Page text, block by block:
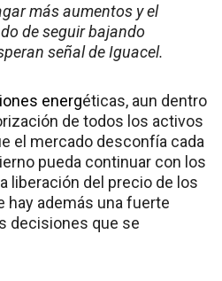
más aumentos y el
de seguir bajando
señal de Iguacel.
energéticas, aun dentro
de todos los activos
el mercado desconfía cada
pueda continuar con los
liberación del precio de los
hay además una fuerte
decisiones que se